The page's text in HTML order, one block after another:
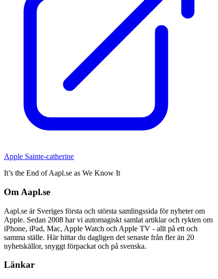
Apple Sainte-catherine
It’s the End of Aapl.se as We Know It
Om Aapl.se
Aapl.se är Sveriges första och största samlingssida för nyheter om
Apple. Sedan 2008 har vi automagiskt samlat artiklar och rykten om
iPhone, iPad, Mac, Apple Watch och Apple TV - allt på ett och
samma ställe. Här hittar du dagligen det senaste från fler än 20
nyhetskällor, snyggt förpackat och på svenska.
Länkar